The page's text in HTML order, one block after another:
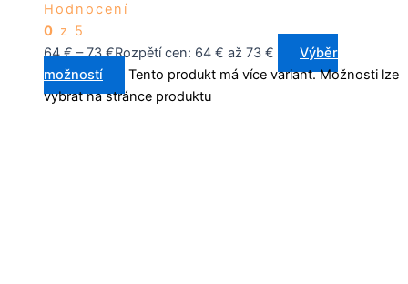
Hodnocení
0 z 5
64€ – 73€Rozpětí cen: 64 € až 73 €
Výběr
možností
Tento produkt má více variant. Možnosti lze
vybrat na stránce produktu